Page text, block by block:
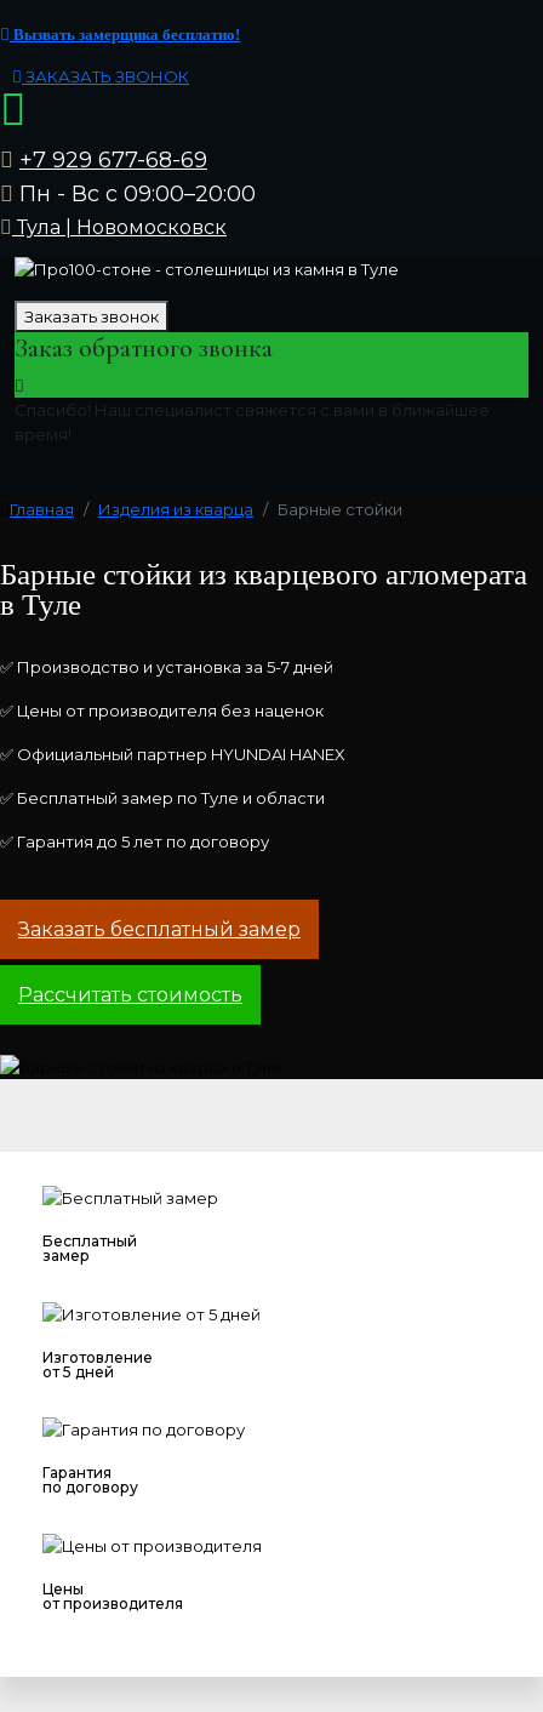
Вызвать замерщика бесплатно!
ЗАКАЗАТЬ ЗВОНОК
+7 929 677-68-69
Пн - Вс с 09:00–20:00
Тула | Новомосковск
Заказать звонок
Заказ обратного звонка
Спасибо! Наш специалист свяжется с вами в ближайшее
время!
Главная Изделия из кварца Барные стойки
Барные стойки из кварцевого агломерата
в Туле
✅ Производство и установка за 5-7 дней
✅ Цены от производителя без наценок
✅ Официальный партнер HYUNDAI HANEX
✅ Бесплатный замер по Туле и области
✅ Гарантия до 5 лет по договору
Заказать бесплатный замер
Рассчитать стоимость
Бесплатный
замер
Изготовление
от 5 дней
Гарантия
по договору
Цены
от производителя